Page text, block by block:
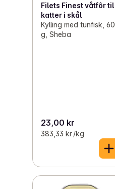
Filets Finest våtfôr til
katter i skål
Kylling med tunfisk, 60
g, Sheba
23,00 kr
383,33 kr /kg